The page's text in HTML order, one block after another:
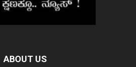
ABOUT US